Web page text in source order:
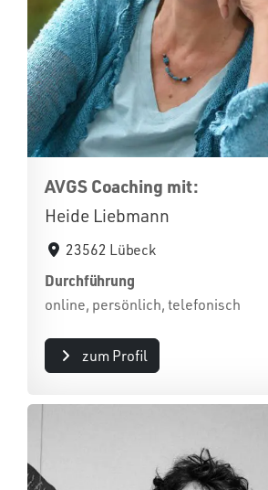
AVGS Coaching mit:
Heide Liebmann
23562 Lübeck
Durchführung
online, persönlich, telefonisch
zum Profil